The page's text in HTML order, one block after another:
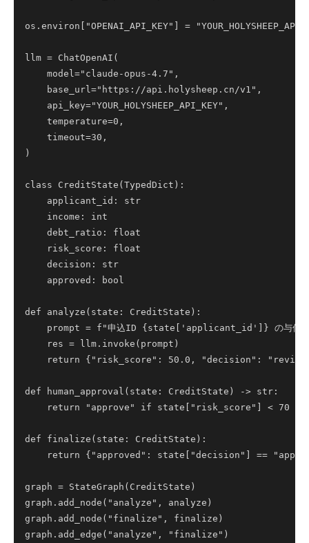
os.environ["OPENAI_API_KEY"] =
llm = ChatOpenAI(
    model="claude-opus-4.7",
    base_url="https://api.holysheep.cn/v1",
    api_key="YOUR_HOLYSHEEP_API_KEY",
    temperature=0,
    timeout=30,
)
class CreditState(TypedDict):
    applicant_id: str
    income: int
    debt_ratio: float
    risk_score: float
    decision: str
    approved: bool
def analyze(state: CreditState):
prompt = f"申込ID {state['applicant_id']} の与信
    res = llm.invoke(prompt)
return {"risk_score": 50.0, "decision":
def human_approval(state: CreditState) -> str:
return "approve" if state["risk_score"] < 70
def finalize(state: CreditState):
return {"approved": state["decision"] ==
graph = StateGraph(CreditState)
graph.add_node("analyze", analyze)
graph.add_node("finalize", finalize)
graph.add_edge("analyze", "finalize")